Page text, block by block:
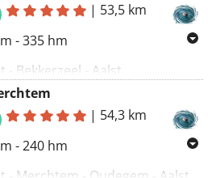
:Sint-Annakring Aalst
www.facebook.com/ST.Annakring
Evident Cycling Team
2025 :Evident Cycling
'25
Evident ‼
| 53,5 km
- 335 hm
- Bekkerzeel - Aalst
gratis GPX-download
www.routeyou.com/nl-
view/18957400?
| 54,3 km
- 240 hm